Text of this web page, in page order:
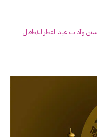
وآداب عيد الفطر للاطفال